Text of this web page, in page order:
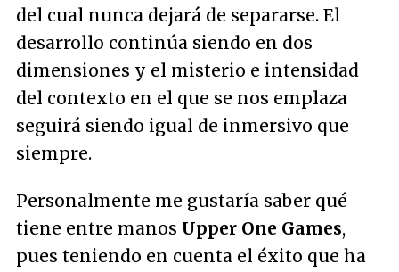
del cual nunca dejará de separarse. El
desarrollo continúa siendo en dos
dimensiones y el misterio e intensidad
del contexto en el que se nos emplaza
seguirá siendo igual de inmersivo que
siempre.
Personalmente me gustaría saber qué
tiene entre manos Upper One Games,
pues teniendo en cuenta el éxito que ha